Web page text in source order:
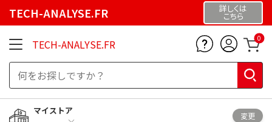
TECH-ANALYSE.FR 詳しくは
こちら
TECH-ANALYSE.FR 0
マイストア
変更